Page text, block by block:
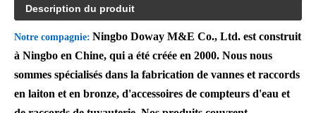
Description du produit
Notre compagnie: Ningbo Doway M&E Co., Ltd. est construit
à Ningbo en Chine, qui a été créée en 2000. Nous nous
sommes spécialisés dans la fabrication de vannes et raccords
en laiton et en bronze, d'accessoires de compteurs d'eau et